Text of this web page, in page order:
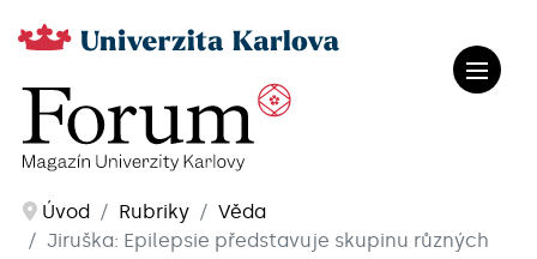
Úvod Rubriky
Věda
Jiruška: Epilepsie představuje skupinu různých